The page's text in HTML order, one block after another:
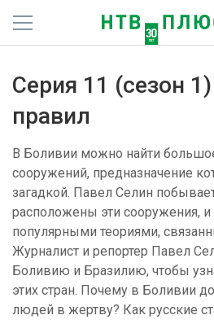
Фильмы и сериалы
Подписки
Радио
Спутниковым абонентам
О сайте
Серия 11 (сезон
правил
В Боливии можно найти
сооружений, предназначение
загадкой. Павел Селин
расположены эти сооружения, и
популярными теориями,
Журналист и репортер Павел
Боливию и Бразилию, чтобы
этих стран. Почему в Боливии
людей в жертву? Как русские